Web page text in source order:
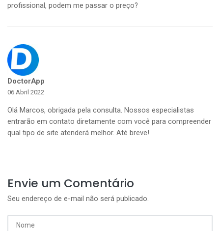
profissional, podem me passar o preço?
DoctorApp
06 Abril 2022
Olá Marcos, obrigada pela consulta. Nossos especialistas
entrarão em contato diretamente com você para compreender
qual tipo de site atenderá melhor. Até breve!
Envie um Comentário
Seu endereço de e-mail não será publicado.